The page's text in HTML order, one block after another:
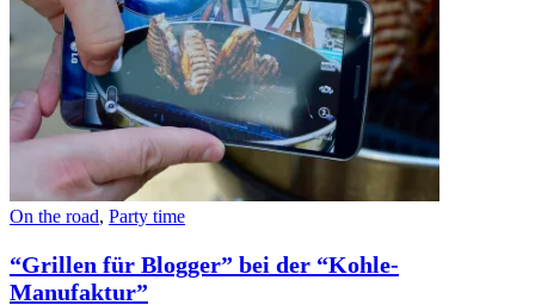
On the road, Party time
“Grillen für Blogger” bei der “Kohle-
Manufaktur”